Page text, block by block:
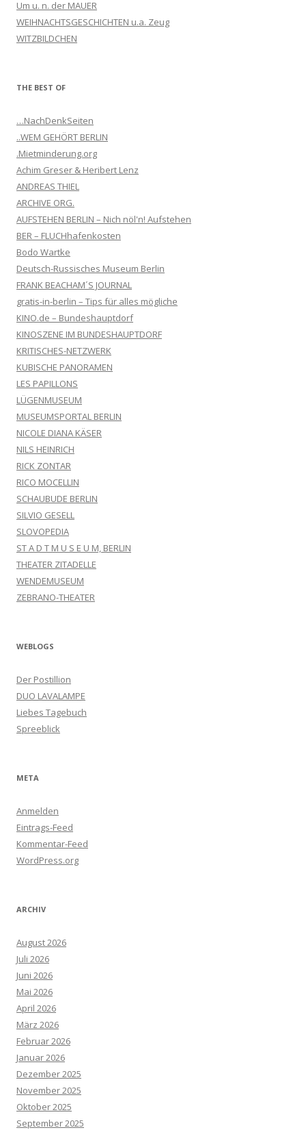
Um u. n. der MAUER
WEIHNACHTSGESCHICHTEN u.a. Zeug
WITZBILDCHEN
THE BEST OF
…NachDenkSeiten
..WEM GEHÖRT BERLIN
.Mietminderung.org
Achim Greser & Heribert Lenz
ANDREAS THIEL
ARCHIVE ORG.
AUFSTEHEN BERLIN – Nich nöl'n! Aufstehen
BER – FLUCHhafenkosten
Bodo Wartke
Deutsch-Russisches Museum Berlin
FRANK BEACHAM´S JOURNAL
gratis-in-berlin – Tips für alles mögliche
KINO.de – Bundeshauptdorf
KINOSZENE IM BUNDESHAUPTDORF
KRITISCHES-NETZWERK
KUBISCHE PANORAMEN
LES PAPILLONS
LÜGENMUSEUM
MUSEUMSPORTAL BERLIN
NICOLE DIANA KÄSER
NILS HEINRICH
RICK ZONTAR
RICO MOCELLIN
SCHAUBUDE BERLIN
SILVIO GESELL
SLOVOPEDIA
ST A D T M U S E U M, BERLIN
THEATER ZITADELLE
WENDEMUSEUM
ZEBRANO-THEATER
WEBLOGS
Der Postillion
DUO LAVALAMPE
Liebes Tagebuch
Spreeblick
META
Anmelden
Eintrags-Feed
Kommentar-Feed
WordPress.org
ARCHIV
August 2026
Juli 2026
Juni 2026
Mai 2026
April 2026
März 2026
Februar 2026
Januar 2026
Dezember 2025
November 2025
Oktober 2025
September 2025